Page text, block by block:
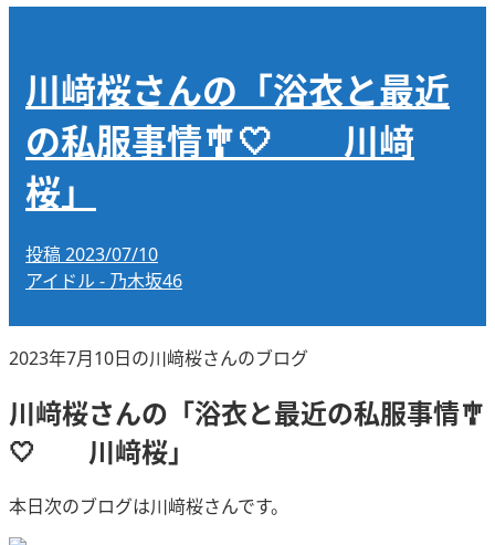
川﨑桜さんの「浴衣と最近
の私服事情🎐🤍 川﨑
桜」
投稿 2023/07/10
アイドル - 乃木坂46
2023年7月10日の川﨑桜さんのブログ
川﨑桜さんの「浴衣と最近の私服事情🎐
🤍 川﨑桜」
本日次のブログは川﨑桜さんです。